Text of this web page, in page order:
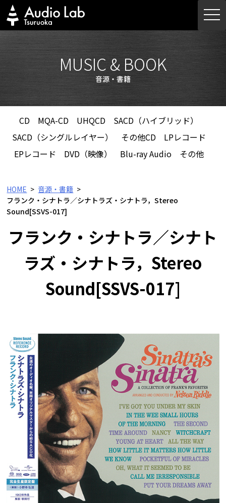
Skip
to
content
MUSIC & BOOK
音源・書籍
CD MQA-CD UHQCD
SACD（ハイブリッド）
SACD（シングルレイヤー）
その他CD
LPレコード
EPレコード
DVD（映像） Blu-ray Audio その他
HOME
音源・書籍
フランク・シナトラ／シナトラズ・シナトラ，Stereo
Sound[SSVS-017]
フランク・シナトラ／シナト
ラズ・シナトラ，Stereo
Sound[SSVS-017]